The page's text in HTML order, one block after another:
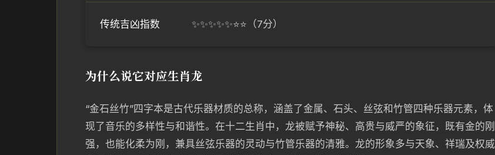
传统吉凶指数 ✨✨✨✨✨⭐⭐（7分）
为什么说它对应生肖龙
“金石丝竹”四字本是古代乐器材质的总称，涵盖了金属、石头、丝弦和竹管四种乐器元素，体
现了音乐的多样性与和谐性。在十二生肖中，龙被赋予神秘、高贵与威严的象征，既有金的刚
强，也能化柔为刚，兼具丝弦乐器的灵动与竹管乐器的清雅。龙的形象多与天象、祥瑞及权威